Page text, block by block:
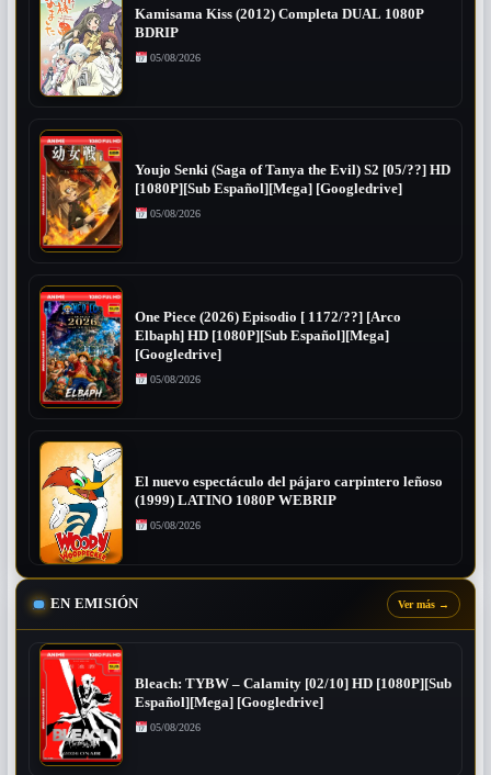
Kamisama Kiss (2012) Completa DUAL 1080P
BDRIP
05/08/2026
Youjo Senki (Saga of Tanya the Evil) S2 [05/??] HD
[1080P][Sub Español][Mega] [Googledrive]
05/08/2026
One Piece (2026) Episodio [ 1172/??] [Arco
Elbaph] HD [1080P][Sub Español][Mega]
[Googledrive]
05/08/2026
El nuevo espectáculo del pájaro carpintero leñoso
(1999) LATINO 1080P WEBRIP
05/08/2026
EN EMISIÓN Ver más →
Bleach: TYBW – Calamity [02/10] HD [1080P][Sub
Español][Mega] [Googledrive]
05/08/2026